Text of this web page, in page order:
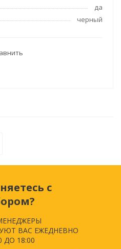
да
черный
с
ВАС ЕЖЕДНЕВНО
ДО 18:00